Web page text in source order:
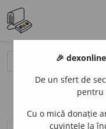
🎉 dexonline
De un sfert de
pentru
Cu o mică donație
cuvintele la